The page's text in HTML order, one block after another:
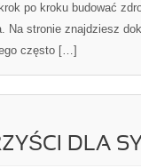
krok po kroku budować
stronie znajdziesz
często […]
DLA